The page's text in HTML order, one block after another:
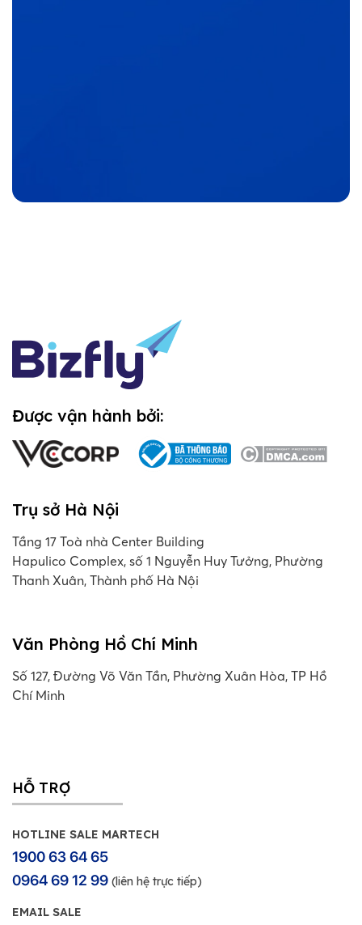
Được vận hành bởi:
Trụ sở Hà Nội
Tầng 17 Toà nhà Center Building
Hapulico Complex, số 1 Nguyễn Huy Tưởng, Phường
Thanh Xuân, Thành phố Hà Nội
Văn Phòng Hồ Chí Minh
Số 127, Đường Võ Văn Tần, Phường Xuân Hòa, TP Hồ
Chí Minh
HỖ TRỢ
HOTLINE SALE MARTECH
1900 63 64 65
0964 69 12 99 (liên hệ trực tiếp)
EMAIL SALE